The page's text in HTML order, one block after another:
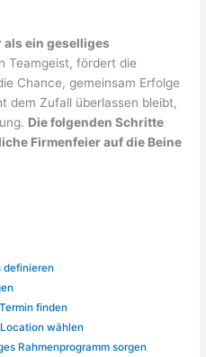
als ein geselliges
Teamgeist, fördert die
Chance, gemeinsam Erfolge
dem Zufall überlassen bleibt,
Die folgenden Schritte
Firmenfeier auf die Beine
definieren
finden
wählen
Rahmenprogramm sorgen